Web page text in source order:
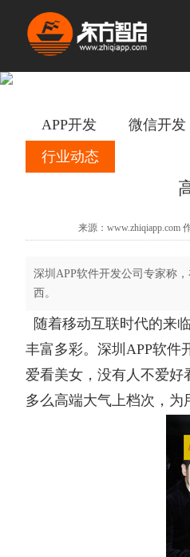
APP开发 微信开发
行业动态
来源：www.zhiqiapp.com
深圳APP软件开发公司专家称
西。
随着移动互联时代的来
丰富多彩。 深圳APP软件
爱看美女，没有人不爱好
多么高端大气上档次，